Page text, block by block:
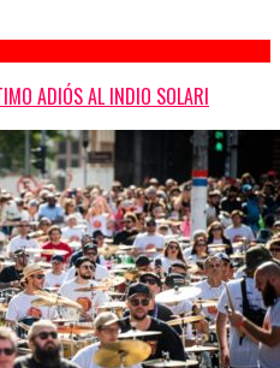
ADIÓS AL INDIO SOLARI